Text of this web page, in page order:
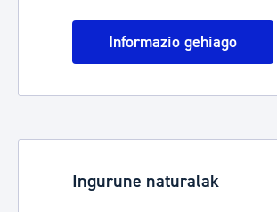
Informazio gehiago
Ingurune naturalak